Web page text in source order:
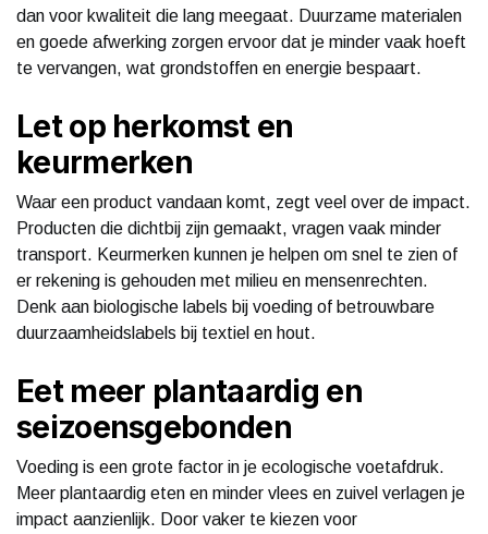
dan voor kwaliteit die lang meegaat. Duurzame materialen
en goede afwerking zorgen ervoor dat je minder vaak hoeft
te vervangen, wat grondstoffen en energie bespaart.
Let op herkomst en
keurmerken
Waar een product vandaan komt, zegt veel over de impact.
Producten die dichtbij zijn gemaakt, vragen vaak minder
transport. Keurmerken kunnen je helpen om snel te zien of
er rekening is gehouden met milieu en mensenrechten.
Denk aan biologische labels bij voeding of betrouwbare
duurzaamheidslabels bij textiel en hout.
Eet meer plantaardig en
seizoensgebonden
Voeding is een grote factor in je ecologische voetafdruk.
Meer plantaardig eten en minder vlees en zuivel verlagen je
impact aanzienlijk. Door vaker te kiezen voor